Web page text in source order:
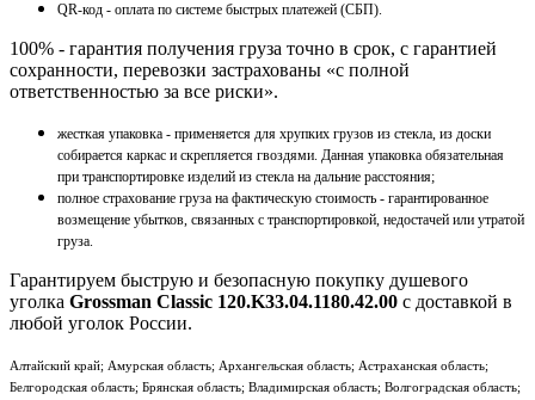
QR-код - оплата по системе быстрых платежей (СБП).
100% - гарантия получения груза точно в срок, с гарантией
сохранности, перевозки застрахованы «с полной
ответственностью за все риски».
жесткая упаковка - применяется для хрупких грузов из стекла, из доски
собирается каркас и скрепляется гвоздями. Данная упаковка обязательная
при транспортировке изделий из стекла на дальние расстояния;
полное страхование груза на фактическую стоимость - гарантированное
возмещение убытков, связанных с транспортировкой, недостачей или утратой
груза.
Гарантируем быструю и безопасную покупку душевого
уголка Grossman Classic 120.K33.04.1180.42.00 с доставкой в
любой уголок России.
Алтайский край; Амурская область; Архангельская область; Астраханская область;
Белгородская область; Брянская область; Владимирская область; Волгоградская область;